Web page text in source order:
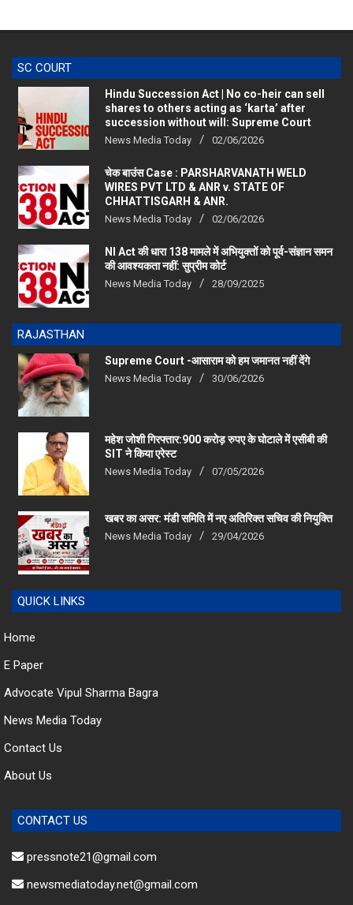
SC COURT
Hindu Succession Act | No co-heir can sell
shares to others acting as ‘karta’ after
succession without will: Supreme Court
News Media Today 02/06/2026
चेक बाउंस Case : PARSHARVANATH WELD
WIRES PVT LTD & ANR v. STATE OF
CHHATTISGARH & ANR.
News Media Today 02/06/2026
NI Act की धारा 138 मामले में अभियुक्तों को पूर्व-संज्ञान समन
की आवश्यकता नहीं: सुप्रीम कोर्ट
News Media Today 28/09/2025
RAJASTHAN
Supreme Court -आसाराम को हम जमानत नहीं देंगे
News Media Today 30/06/2026
महेश जोशी गिरफ्तार:900 करोड़ रुपए के घोटाले में एसीबी की
SIT ने किया एरेस्‍ट
News Media Today 07/05/2026
खबर का असर: मंडी समिति में नए अतिरिक्त सचिव की नियुक्ति
News Media Today 29/04/2026
QUICK LINKS
Home
E Paper
Advocate Vipul Sharma Bagra
News Media Today
Contact Us
About Us
CONTACT US
pressnote21@gmail.com
newsmediatoday.net@gmail.com